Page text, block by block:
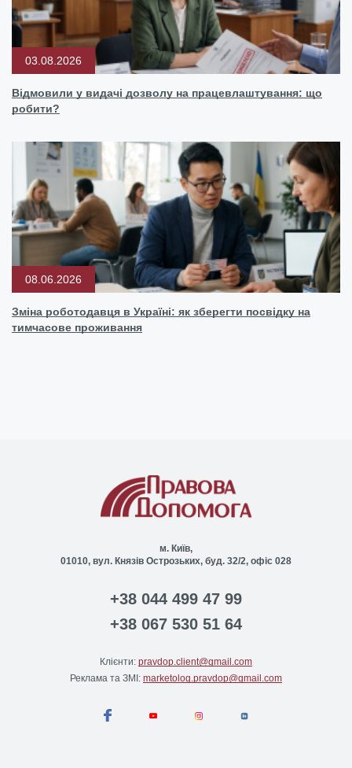
03.08.2026
Відмовили у видачі дозволу на працевлаштування: що
робити?
08.06.2026
Зміна роботодавця в Україні: як зберегти посвідку на
тимчасове проживання
м. Київ,
01010, вул. Князів Острозьких, буд. 32/2, офіс 028
+38 044 499 47 99
+38 067 530 51 64
Клієнти: pravdop.client@gmail.com
Реклама та ЗМІ: marketolog.pravdop@gmail.com